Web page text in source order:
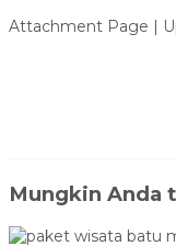
Attachment Page |
Mungkin Anda